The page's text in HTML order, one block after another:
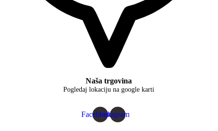
Naša trgovina
Pogledaj lokaciju na google karti
FacebookInstagram